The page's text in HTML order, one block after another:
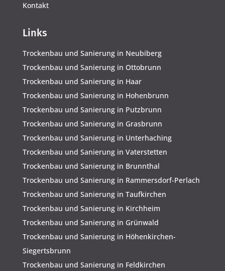
Kontakt
Links
Trockenbau und Sanierung in Neubiberg
Trockenbau und Sanierung in Ottobrunn
Trockenbau und Sanierung in Haar
Trockenbau und Sanierung in Hohenbrunn
Trockenbau und Sanierung in Putzbrunn
Trockenbau und Sanierung in Grasbrunn
Trockenbau und Sanierung in Unterhaching
Trockenbau und Sanierung in Vaterstetten
Trockenbau und Sanierung in Brunnthal
Trockenbau und Sanierung in Rammersdorf-Perlach
Trockenbau und Sanierung in Taufkirchen
Trockenbau und Sanierung in Kirchheim
Trockenbau und Sanierung in Grünwald
Trockenbau und Sanierung in Höhenkirchen-
Siegertsbrunn
Trockenbau und Sanierung in Feldkirchen